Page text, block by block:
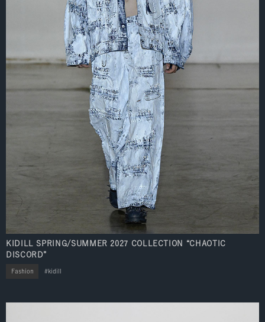
KIDILL SPRING/SUMMER 2027 COLLECTION “CHAOTIC
DISCORD”
Fashion kidill